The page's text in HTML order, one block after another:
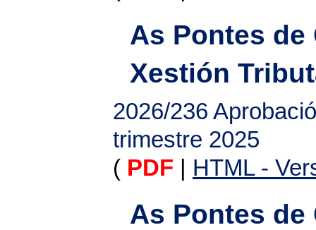
As Pontes de
Xestión
2026/236
trimestre 2025
( PDF HTML -
As Pontes de